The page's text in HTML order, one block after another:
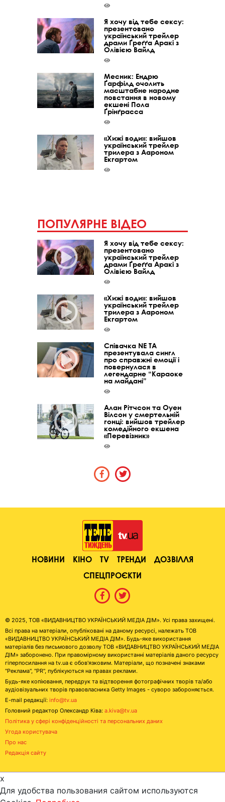
Я хочу від тебе сексу:
презентовано
український трейлер
драми Ґреґґа Аракі з
Олівією Вайлд
Месник: Ендрю
Ґарфілд очолить
масштабне народне
повстання в новому
екшені Пола
Ґрінґрасса
«Хижі води»: вийшов
український трейлер
трилера з Аароном
Екгартом
ПОПУЛЯРНЕ ВІДЕО
Я хочу від тебе сексу:
презентовано
український трейлер
драми Ґреґґа Аракі з
Олівією Вайлд
«Хижі води»: вийшов
український трейлер
трилера з Аароном
Екгартом
Співачка NE TA
презентувала сингл
про справжні емоції і
повернулася в
легендарне “Караоке
на майдані”
Алан Рітчсон та Оуен
Вілсон у смертельній
гонці: вийшов трейлер
комедійного екшена
«Перевізник»
НОВИНИ КІНО TV ТРЕНДИ
ДОЗВІЛЛЯ
СПЕЦПРОЄКТИ
© 2025, ТОВ «ВИДАВНИЦТВО УКРАЇНСЬКИЙ МЕДІА ДІМ». Усі права захищені.
Всі права на матеріали, опубліковані на даному ресурсі, належать ТОВ
«ВИДАВНИЦТВО УКРАЇНСЬКИЙ МЕДІА ДІМ». Будь-яке використання
матеріалів без письмового дозволу ТОВ «ВИДАВНИЦТВО УКРАЇНСЬКИЙ МЕДІА
ДІМ» заборонено. При правомірному використанні матеріалів даного ресурсу
гіперпосилання на tv.ua є обов'язковим. Матеріали, що позначені знаками
"Реклама", "PR", публікуються на правах реклами.
Будь-яке копіювання, передрук та відтворення фотографічних творів та/або
аудіовізуальних творів правовласника Getty Images - суворо забороняється.
E-mail редакції: info@tv.ua
Головний редактор Олександр Ківа: a.kiva@tv.ua
Політика у сфері конфіденційності та персональних даних
Угода користувача
Про нас
Редакція сайту
x
Для удобства пользования сайтом используются